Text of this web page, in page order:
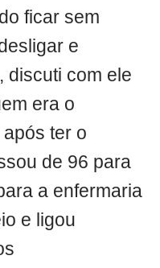
ficar sem
e
discuti com ele
era o
ter o
de 96 para
a enfermaria
e ligou